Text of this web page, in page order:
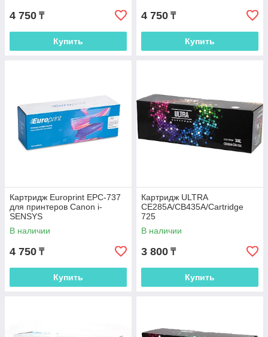
4 750 ₸
Купить
4 750 ₸
Купить
Картридж Europrint EPC-737
для принтеров Canon i-
SENSYS
MF211/212/216/217/226/229/2
31
В наличии
4 750 ₸
Купить
Картридж ULTRA
CE285A/CB435A/Cartridge
725
В наличии
3 800 ₸
Купить